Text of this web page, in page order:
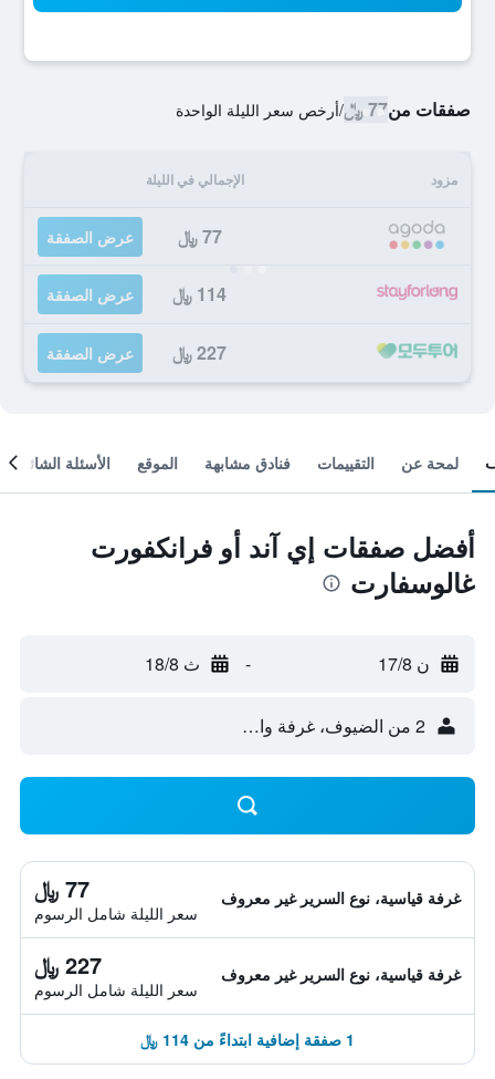
صفقات من77 ﷼ /أرخص سعر الليلة الواحدة
مزود الإجمالي في الليلة
77 ﷼ عرض الصفقة
114 ﷼ عرض الصفقة
227 ﷼ عرض الصفقة
لمحة عن التقييمات فنادق مشابهة الموقع الأسئلة الشائعة
أفضل صفقات إي آند أو فرانكفورت
غالوسفارت
ن 17/8 - ث 18/8
2 من الضيوف، غرفة واحدة
غرفة قياسية، نوع السرير غير معروف 77 ﷼
سعر الليلة شامل الرسوم
غرفة قياسية، نوع السرير غير معروف 227 ﷼
سعر الليلة شامل الرسوم
1 صفقة إضافية ابتداءً من 114 ﷼